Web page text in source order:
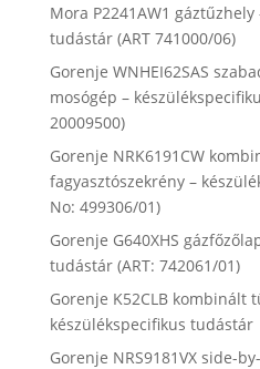
Mora P2241AW1
tudástár (ART 741000/06)
Gorenje WNHEI62SAS
mosógép –
20009500)
Gorenje NRK6191CW
fagyasztószekrény –
No: 499306/01)
Gorenje G640XHS
tudástár (ART: 742061/01)
Gorenje K52CLB kombinált
készülékspecifikus tudástár
Gorenje NRS9181VX side-